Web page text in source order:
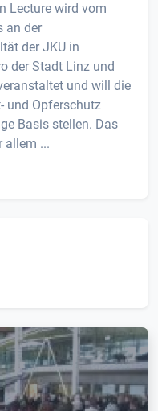
Lecture wird vom
an der
der JKU in
der Stadt Linz und
und will die
und Opferschutz
Basis stellen. Das
allem ...